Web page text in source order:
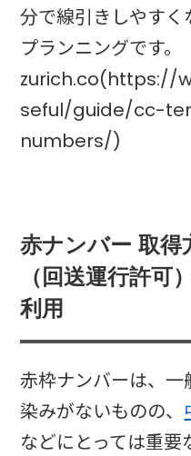
分で線引きしやすく
プランニングです。
zurich.co(https://
seful/guide/cc-
numbers/)
赤ナンバー 取得
（回送運行許可
利用
赤枠ナンバーは、
染みがないものの、
などにとっては重